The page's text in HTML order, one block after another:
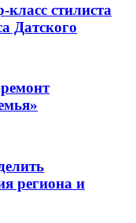
стилиста
Датского
региона и